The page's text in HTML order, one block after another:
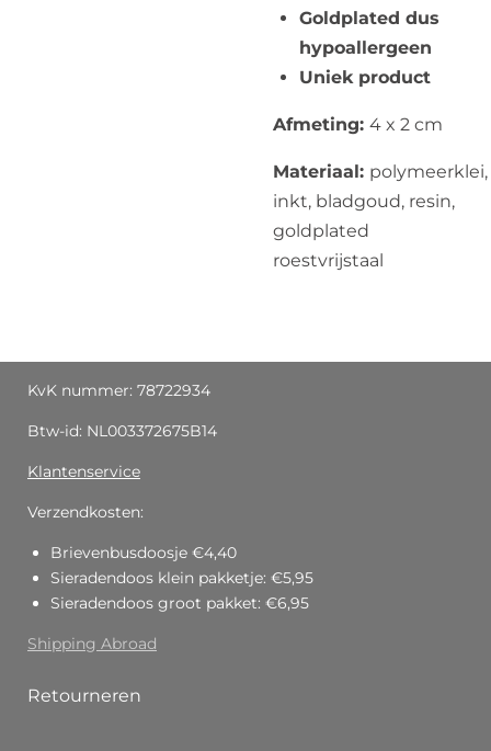
Goldplated dus
hypoallergeen
Uniek product
Afmeting: 4 x 2 cm
Materiaal: polymeerklei,
inkt, bladgoud, resin,
goldplated
roestvrijstaal
KvK nummer: 78722934
Btw-id: NL003372675B14
Klantenservice
Verzendkosten:
Brievenbusdoosje €4,40
Sieradendoos klein pakketje: €5,95
Sieradendoos groot pakket: €6,95
Shipping Abroad
Retourneren